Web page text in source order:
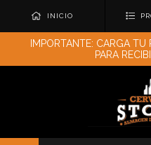
INICIO
IMPORTANTE: CARGA
PARA